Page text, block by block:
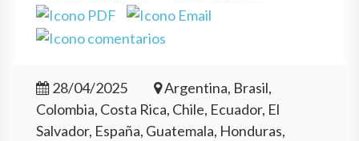
28/04/2025
Argentina, Brasil,
Colombia, Costa Rica, Chile, Ecuador, El
Salvador, España, Guatemala, Honduras,